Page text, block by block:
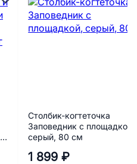
Столбик-когтеточка
Заповедник с площадкой,
серый, 80 см
1 899 ₽